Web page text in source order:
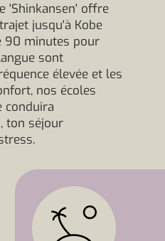
'Shinkansen' offre
jusqu'à Kobe
90 minutes pour
sont
élevée et les
nos écoles
conduira
ton séjour